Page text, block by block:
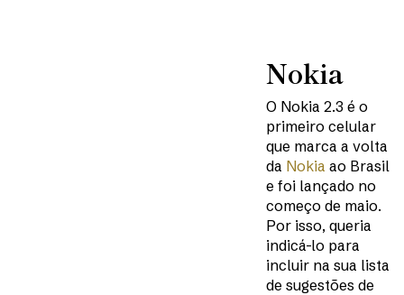
Nokia
O Nokia 2.3 é o
primeiro celular
que marca a volta
da Nokia ao Brasil
e foi lançado no
começo de maio.
Por isso, queria
indicá-lo para
incluir na sua lista
de sugestões de